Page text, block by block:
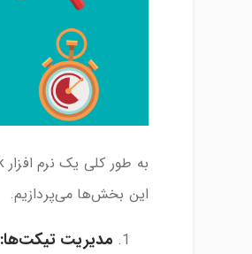
این بخش‌ها می‌پردازیم.
مدیریت تیکت‌ها: